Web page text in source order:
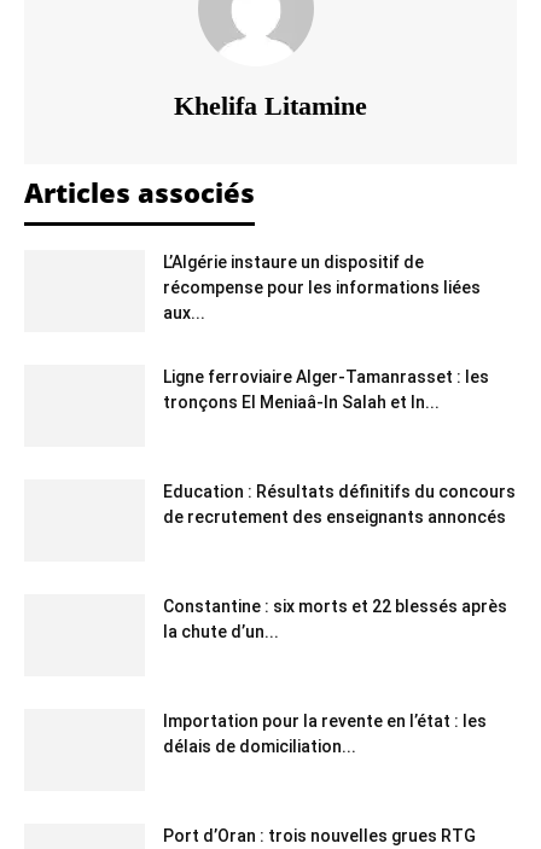
Khelifa Litamine
Articles associés
L’Algérie instaure un dispositif de
récompense pour les informations liées
aux...
Ligne ferroviaire Alger-Tamanrasset : les
tronçons El Meniaâ-In Salah et In...
Education : Résultats définitifs du concours
de recrutement des enseignants annoncés
Constantine : six morts et 22 blessés après
la chute d’un...
Importation pour la revente en l’état : les
délais de domiciliation...
Port d’Oran : trois nouvelles grues RTG